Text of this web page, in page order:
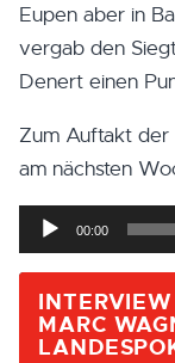
Eupen aber in
vergab den
Denert einen
Zum Auftakt der
am nächsten
Audio-
Player
00:00
MARC